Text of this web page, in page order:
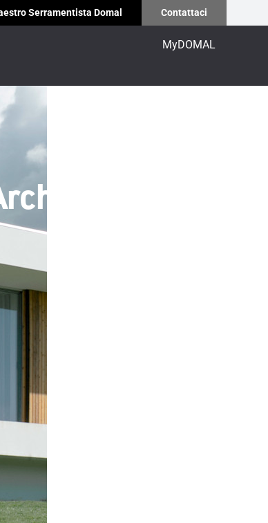
Serramentista Domal Contattaci
MyDOMAL